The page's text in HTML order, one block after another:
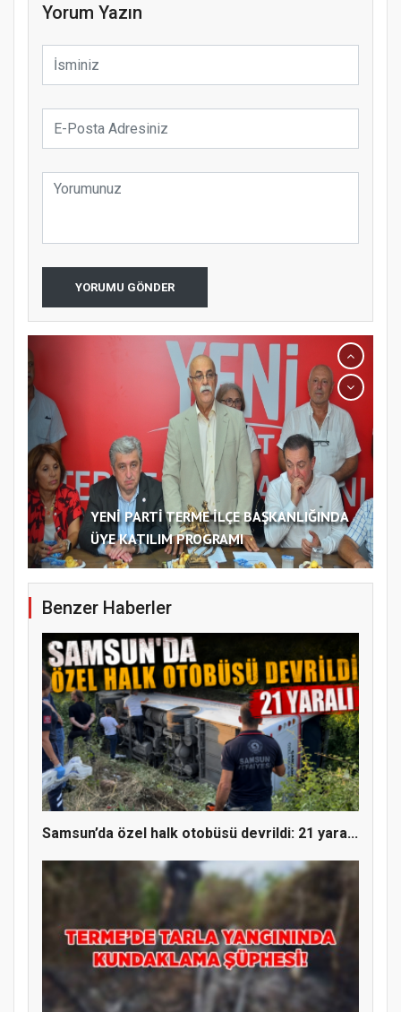
Yorum Yazın
YORUMU GÖNDER
YENİ PARTİ TERME İLÇE BAŞKANLIĞINDA
ÜYE KATILIM PROGRAMI
Benzer Haberler
Samsun’da özel halk otobüsü devrildi: 21 yara...